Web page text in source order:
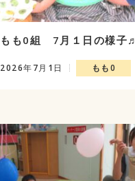
もも0組 7月１日の様子♬
2026年7月1日 もも0